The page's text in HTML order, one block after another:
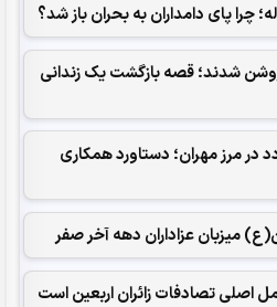
چرا پای دامداران به بحران باز شد؟
شدند؛ قصه بازگشت یک زندانی
در مرز مهران؛ دستاورد همکاری‌
میزبان عزاداران دهه آخر صفر
اصلی تصادفات زائران اربعین است